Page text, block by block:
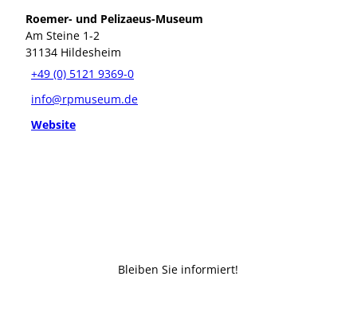
Roemer- und Pelizaeus-Museum
Am Steine 1-2
31134 Hildesheim
+49 (0) 5121 9369-0
info@rpmuseum.de
Website
Bleiben Sie informiert!